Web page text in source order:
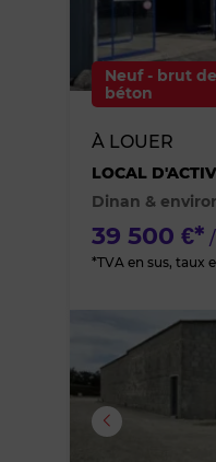
Neuf - brut de
béton
À LOUER
LOCAL
Dinan &
39 500 €*
*TVA en sus, taux